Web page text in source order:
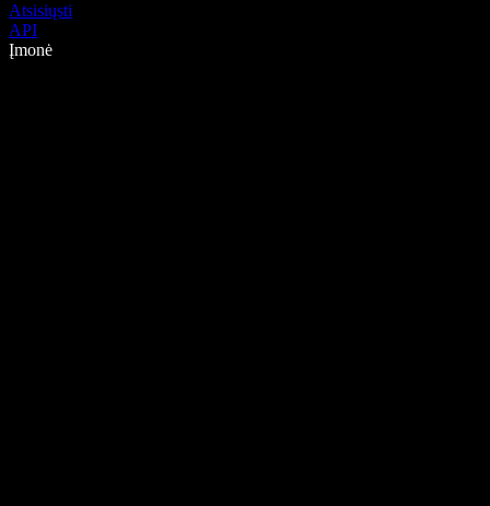
Atsisiųsti
API
Įmonė